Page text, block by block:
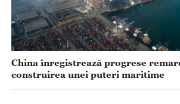
China înregistrează progrese
construirea unei puteri maritime